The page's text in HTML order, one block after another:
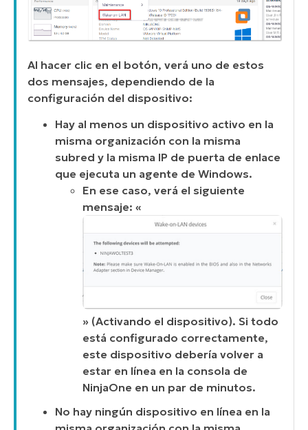
Al hacer clic en el botón, verá uno de estos
dos mensajes, dependiendo de la
configuración del dispositivo:
Hay al menos un dispositivo activo en la
misma organización con la misma
subred y la misma IP de puerta de enlace
que ejecuta un agente de Windows.
En ese caso, verá el siguiente
mensaje: «
» (Activando el dispositivo). Si todo
está configurado correctamente,
este dispositivo debería volver a
estar en línea en la consola de
NinjaOne en un par de minutos.
No hay ningún dispositivo en línea en la